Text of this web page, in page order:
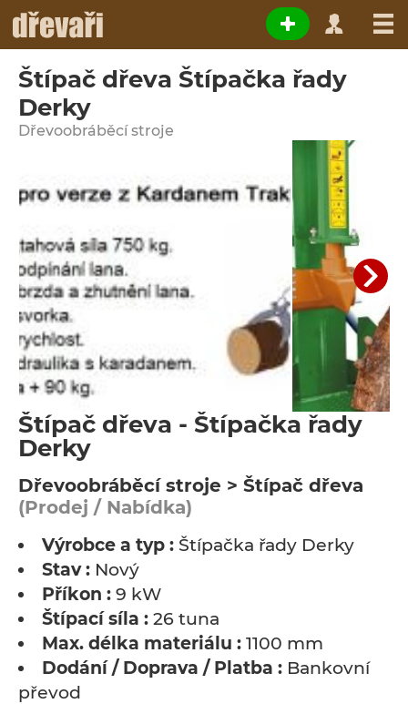
Štípač dřeva Štípačka řady
Derky
Dřevoobráběcí stroje
Štípač dřeva - Štípačka řady
Derky
Dřevoobráběcí stroje > Štípač dřeva
(Prodej / Nabídka)
Výrobce a typ : Štípačka řady Derky
Stav : Nový
Příkon : 9 kW
Štípací síla : 26 tuna
Max. délka materiálu : 1100 mm
Dodání / Doprava / Platba : Bankovní
převod